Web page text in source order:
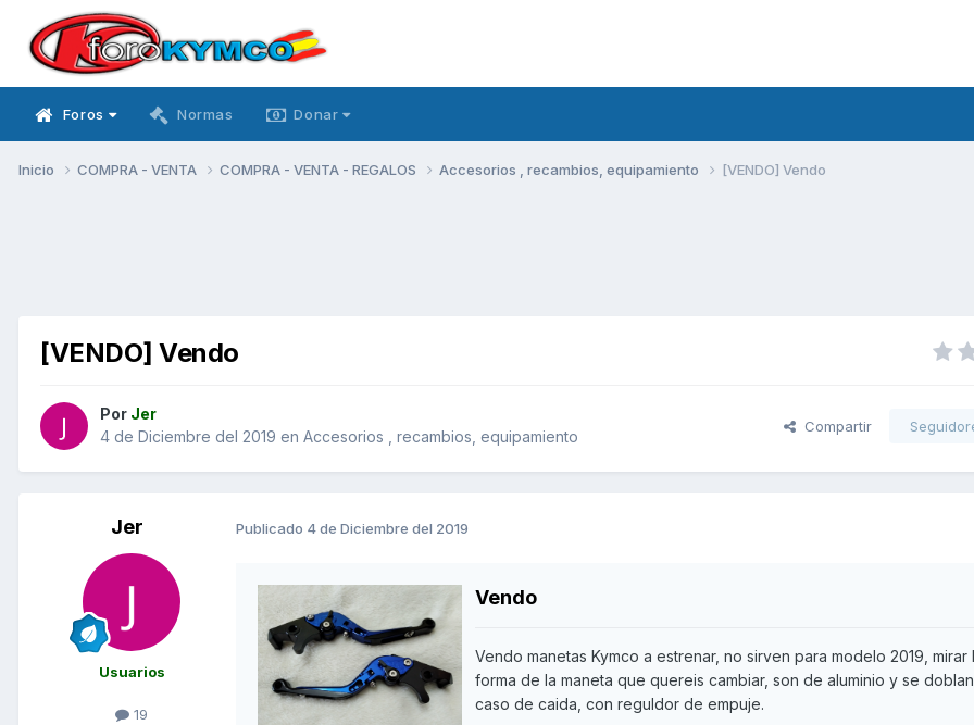
Foros Normas Donar
Inicio COMPRA - VENTA COMPRA - VENTA - REGALOS Accesorios , recambios, equipamiento [VENDO] Vendo
[VENDO] Vendo
Por Jer
4 de Diciembre del 2019 en Accesorios , recambios, equipamiento
Compartir
Jer
Usuarios
19
Publicado 4 de Diciembre del 2019
Vendo
Vendo manetas Kymco a estrenar, no sirven para modelo 2019, mirar
forma de la maneta que quereis cambiar, son de aluminio y se
caso de caida, con reguldor de empuje.